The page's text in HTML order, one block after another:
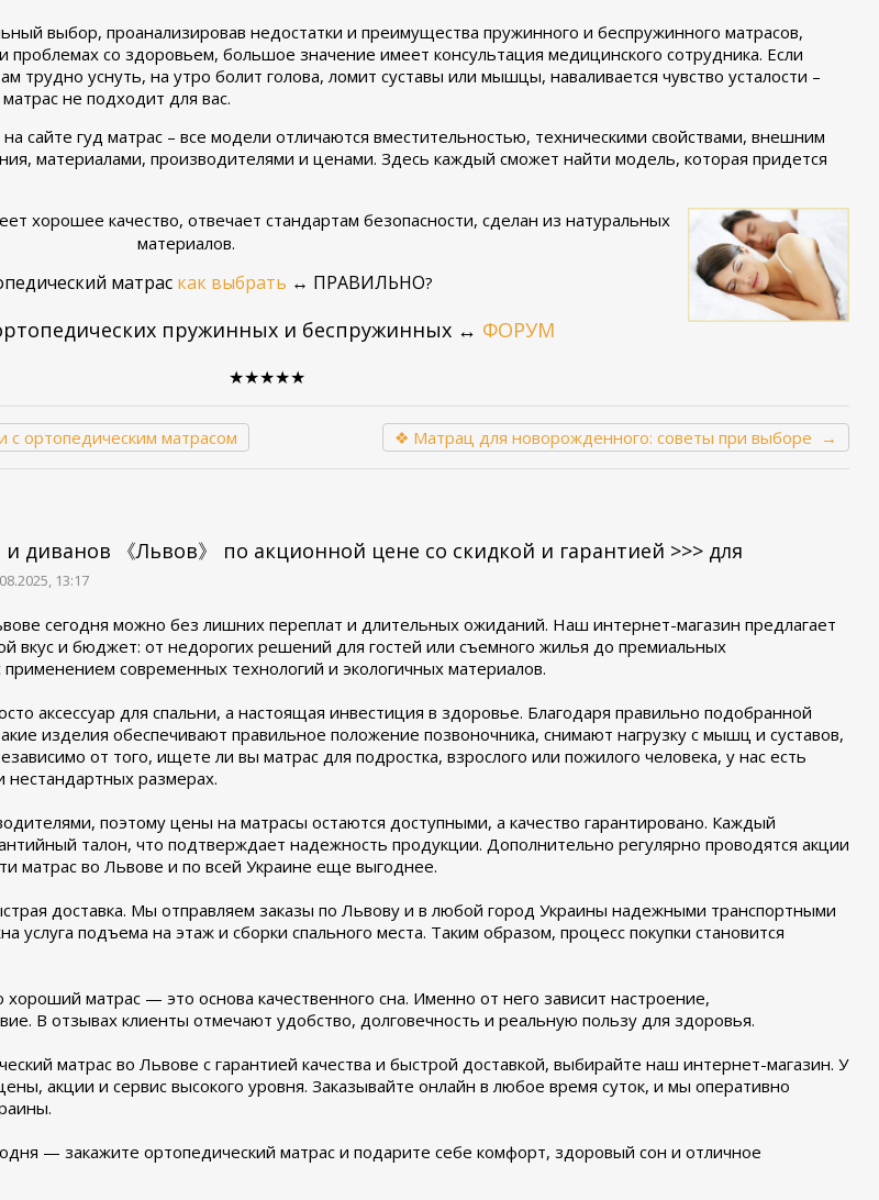
выбор, проанализировав недостатки и преимущества пружинного и беспружинного матрасов,
проблемах со здоровьем, большое значение имеет консультация медицинского сотрудника. Если
трудно уснуть, на утро болит голова, ломит суставы или мышцы, наваливается чувство усталости –
не подходит для вас.
сайте гуд матрас – все модели отличаются вместительностью, техническими свойствами, внешним
материалами, производителями и ценами. Здесь каждый сможет найти модель, которая придется
хорошее качество, отвечает стандартам безопасности, сделан из натуральных
материалов.
матрас как выбрать ↔ ПРАВИЛЬНО?
пружинных и беспружинных ↔ ФОРУМ
★★★★★
ортопедическим матрасом ❖ Матрац для новорожденного: советы при выборе →
диванов 《Львов》 по акционной цене со скидкой и гарантией >>> для
13:17
сегодня можно без лишних переплат и длительных ожиданий. Наш интернет-магазин предлагает
вкус и бюджет: от недорогих решений для гостей или съемного жилья до премиальных
современных технологий и экологичных материалов.
аксессуар для спальни, а настоящая инвестиция в здоровье. Благодаря правильно подобранной
изделия обеспечивают правильное положение позвоночника, снимают нагрузку с мышц и суставов,
от того, ищете ли вы матрас для подростка, взрослого или пожилого человека, у нас есть
размерах.
поэтому цены на матрасы остаются доступными, а качество гарантировано. Каждый
талон, что подтверждает надежность продукции. Дополнительно регулярно проводятся акции
матрас во Львове и по всей Украине еще выгоднее.
доставка. Мы отправляем заказы по Львову и в любой город Украины надежными транспортными
услуга подъема на этаж и сборки спального места. Таким образом, процесс покупки становится
матрас — это основа качественного сна. Именно от него зависит настроение,
В отзывах клиенты отмечают удобство, долговечность и реальную пользу для здоровья.
матрас во Львове с гарантией качества и быстрой доставкой, выбирайте наш интернет-магазин. У
акции и сервис высокого уровня. Заказывайте онлайн в любое время суток, и мы оперативно
— закажите ортопедический матрас и подарите себе комфорт, здоровый сон и отличное